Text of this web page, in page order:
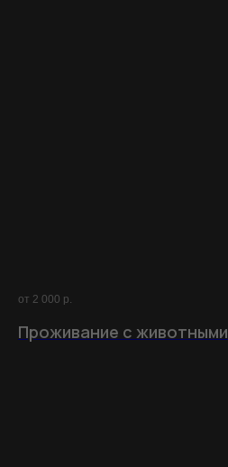
от 2 000 р.
Проживание с животными